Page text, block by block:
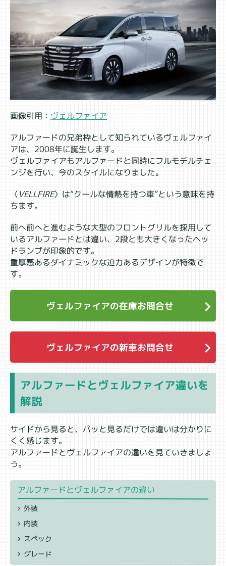
画像引用： ヴェルファイア
アルファードの兄弟枠として知られているヴェルファイ
アは、2008年に誕生します。
ヴェルファイアもアルファードと同時にフルモデルチェ
ンジを行い、今のスタイルになりました。
〈VELLFIRE〉は“クールな情熱を持つ車”という意味を持
ちます。
前へ前へと進むような大型のフロントグリルを採用して
いるアルファードとは違い、2段とも大きくなったヘッ
ドランプが印象的です。
重厚感あるダイナミックな迫力あるデザインが特徴で
す。
ヴェルファイアの在庫お問合せ
ヴェルファイアの新車お問合せ
アルファードとヴェルファイア違いを
解説
サイドから見ると、パッと見るだけでは違いは分かりに
くく感じます。
アルファードとヴェルファイアの違いを見ていきましょ
う。
アルファードとヴェルファイアの違い
外装
内装
スペック
グレード